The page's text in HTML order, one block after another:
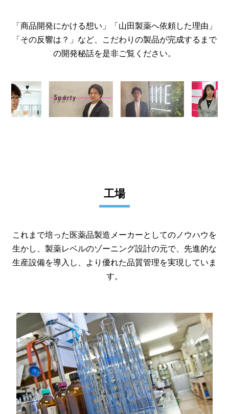
「商品開発にかける想い」「山田製薬へ依頼した理由」
「その反響は？」など、こだわりの製品が完成するまで
の開発秘話を是非ご覧ください。
工場
これまで培った医薬品製造メーカーとしてのノウハウを
生かし、製薬レベルのゾーニング設計の元で、先進的な
生産設備を導入し、より優れた品質管理を実現していま
す。